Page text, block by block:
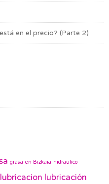
en el precio? (Parte 2)
grasa en Bizkaia hidraulico
lubricacion lubricación